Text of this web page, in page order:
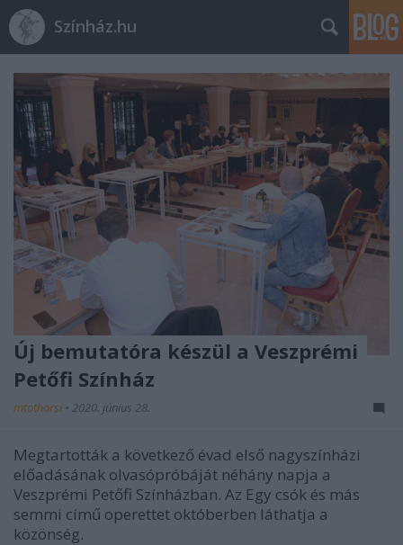
Színház.hu
Új bemutatóra készül a Veszprémi
Petőfi Színház
mtothorsi • 2020. június 28.
Megtartották a következő évad első nagyszínházi
előadásának olvasópróbáját néhány napja a
Veszprémi Petőfi Színházban. Az Egy csók és más
semmi című operettet októberben láthatja a
közönség.